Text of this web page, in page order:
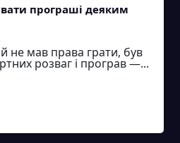
програші деяким
не мав права грати, був
розваг і програв —...